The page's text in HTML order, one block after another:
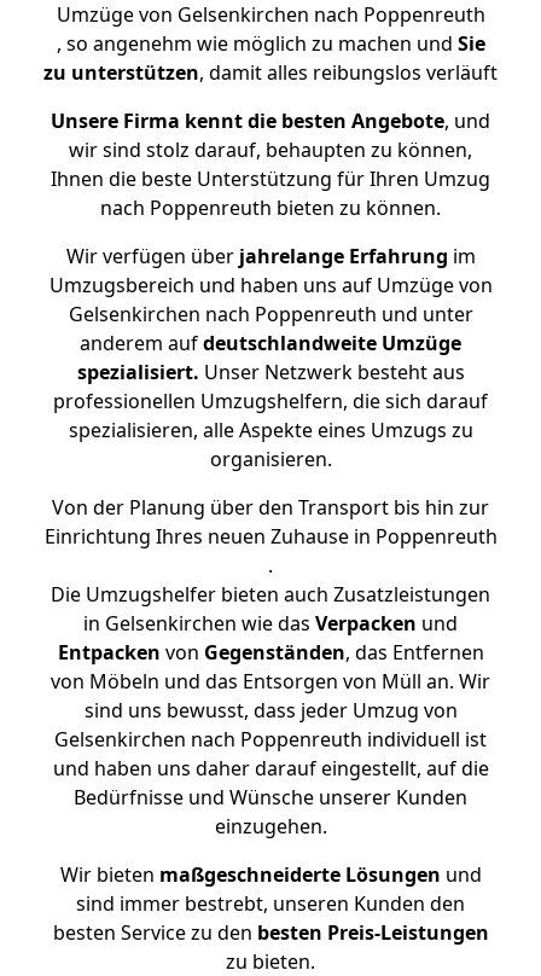
Umzüge von Gelsenkirchen nach Poppenreuth
, so angenehm wie möglich zu machen und Sie
zu unterstützen, damit alles reibungslos verläuft
Unsere Firma kennt die besten Angebote, und
wir sind stolz darauf, behaupten zu können,
Ihnen die beste Unterstützung für Ihren Umzug
nach Poppenreuth bieten zu können.
Wir verfügen überjahrelange Erfahrung im
Umzugsbereich und haben uns auf Umzüge von
Gelsenkirchen nach Poppenreuth und unter
anderem aufdeutschlandweite Umzüge
spezialisiert. Unser Netzwerk besteht aus
professionellen Umzugshelfern, die sich darauf
spezialisieren, alle Aspekte eines Umzugs zu
organisieren.
Von der Planung über den Transport bis hin zur
Einrichtung Ihres neuen Zuhause in Poppenreuth
.
Die Umzugshelfer bieten auch Zusatzleistungen
in Gelsenkirchen wie das Verpacken und
Entpacken von Gegenständen, das Entfernen
von Möbeln und das Entsorgen von Müll an. Wir
sind uns bewusst, dass jeder Umzug von
Gelsenkirchen nach Poppenreuth individuell ist
und haben uns daher darauf eingestellt, auf die
Bedürfnisse und Wünsche unserer Kunden
einzugehen.
Wir bieten maßgeschneiderte Lösungen und
sind immer bestrebt, unseren Kunden den
besten Service zu den besten Preis-Leistungen
zu bieten.